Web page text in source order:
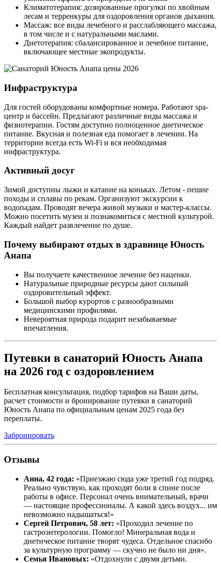
Климатотерапия: дозированные прогулки по хвойным
лесам и терренкуры для оздоровления органов дыхания.
Массаж: все виды лечебного и расслабляющего массажа,
в том числе и с натуральными маслами.
Диетотерапия: сбалансированное и лечебное питание,
включающее местные экопродукты.
Инфраструктура
Для гостей оборудованы комфортные номера. Работают spa-
центр и бассейн. Предлагают различные виды массажа и
физиотерапии. Гостям доступно полноценное диетическое
питание. Вкусная и полезная еда помогает в лечении. На
территории всегда есть Wi-Fi и вся необходимая
инфраструктура.
Активный досуг
Зимой доступны лыжи и катание на коньках. Летом - пешие
походы и сплавы по рекам. Организуют экскурсии к
водопадам. Проводят вечера живой музыки и мастер-классы.
Можно посетить музеи и познакомиться с местной культурой.
Каждый найдет развлечение по душе.
Почему выбирают отдых в здравнице Юность
Анапа
Вы получаете качественное лечение без наценки.
Натуральные природные ресурсы дают сильный
оздоровительный эффект.
Большой выбор курортов с разнообразными
медицинскими профилями.
Невероятная природа подарит незабываемые
впечатления.
Путевки в санаторий Юность Анапа
на 2026 год с оздоровлением
Бесплатная консультация, подбор тарифов на Ваши даты,
расчет стоимости и бронирование путевки в санаторий
Юность Анапа по официальным ценам 2025 года без
переплаты.
Забронировать
Отзывы
Анна, 42 года: «Приезжаю сюда уже третий год подряд.
Реально чувствую, как проходят боли в спине после
работы в офисе. Персонал очень внимательный, врачи
— настоящие профессионалы. А какой здесь воздух... им
невозможно надышаться!»
Сергей Петрович, 58 лет: «Проходил лечение по
гастроэнтерологии. Помогло! Минеральная вода и
диетическое питание творят чудеса. Отдельное спасибо
за культурную программу — скучно не было ни дня».
Семья Ивановых: «Отдохнули с двумя детьми.